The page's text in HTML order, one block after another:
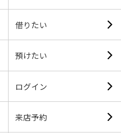
借りたい
預けたい
ログイン
来店予約